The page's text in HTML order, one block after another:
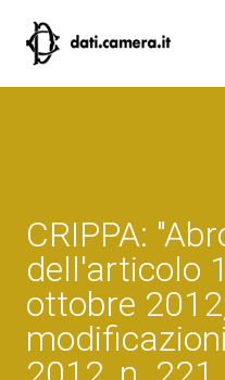
CRIPPA:
dell'articolo
ottobre